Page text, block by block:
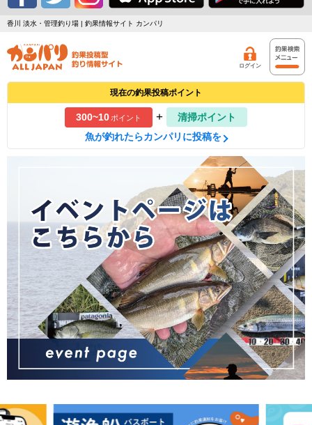
香川 淡水・管理釣り場 | 釣果情報サイト カンパリ
ログイン
現在の釣果投稿ポイント
300~10ポイント +
清掃ポイント
魚が釣れたらカンパリに投稿を